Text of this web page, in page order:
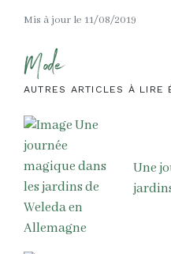
Mis à jour le 11/08/2019
Mode
AUTRES ARTICLES À LIRE
Une